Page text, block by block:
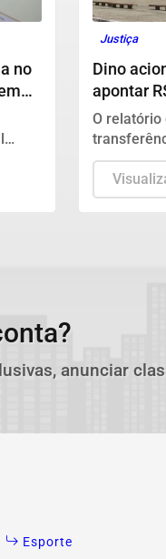
no
de
Justiça
Dino
apontar
emendas
O relatório
a 74 entes
volume
recursos
anunciar
Esporte